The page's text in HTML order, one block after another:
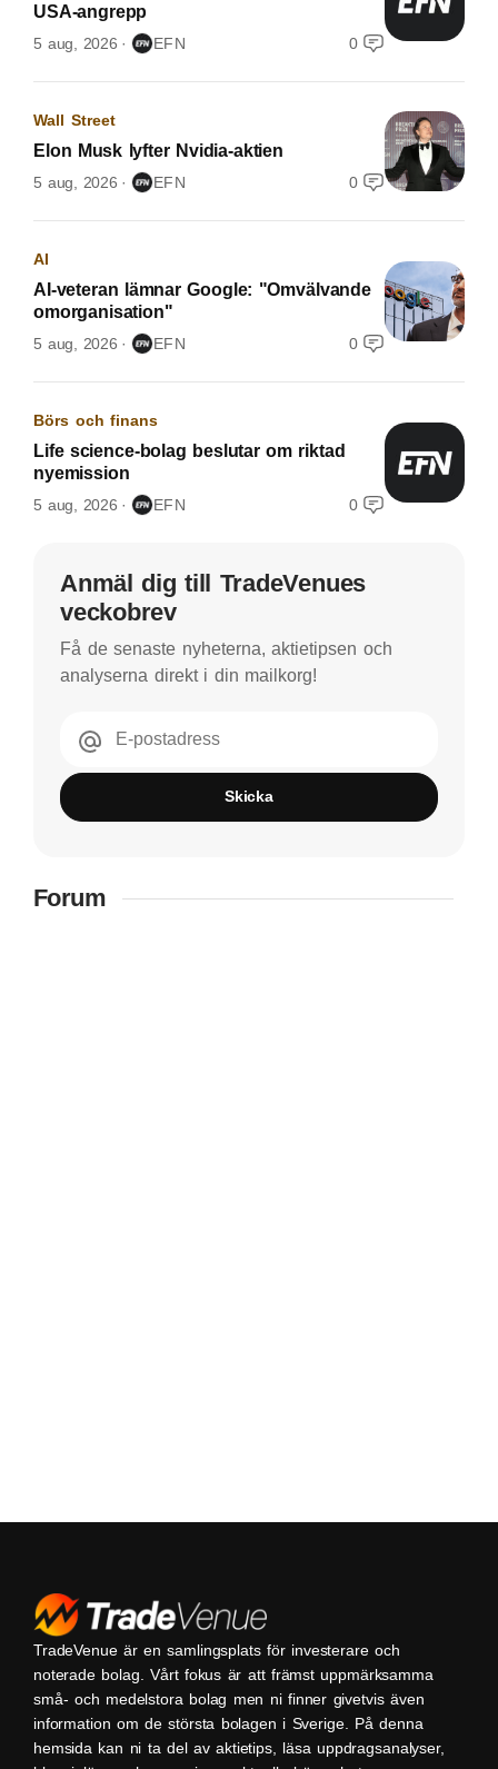
USA-angrepp
5 aug, 2026 EFN 0
Wall Street
Elon Musk lyfter Nvidia-aktien
5 aug, 2026 EFN 0
AI
AI-veteran lämnar Google: "Omvälvande
omorganisation"
5 aug, 2026 EFN 0
Börs och finans
Life science-bolag beslutar om riktad
nyemission
5 aug, 2026 EFN 0
Anmäl dig till TradeVenues
veckobrev
Få de senaste nyheterna, aktietipsen och
analyserna direkt i din mailkorg!
E-postadress
Skicka
Forum
TradeVenue är en samlingsplats för investerare och
noterade bolag. Vårt fokus är att främst uppmärksamma
små- och medelstora bolag men ni finner givetvis även
information om de största bolagen i Sverige. På denna
hemsida kan ni ta del av aktietips, läsa uppdragsanalyser,